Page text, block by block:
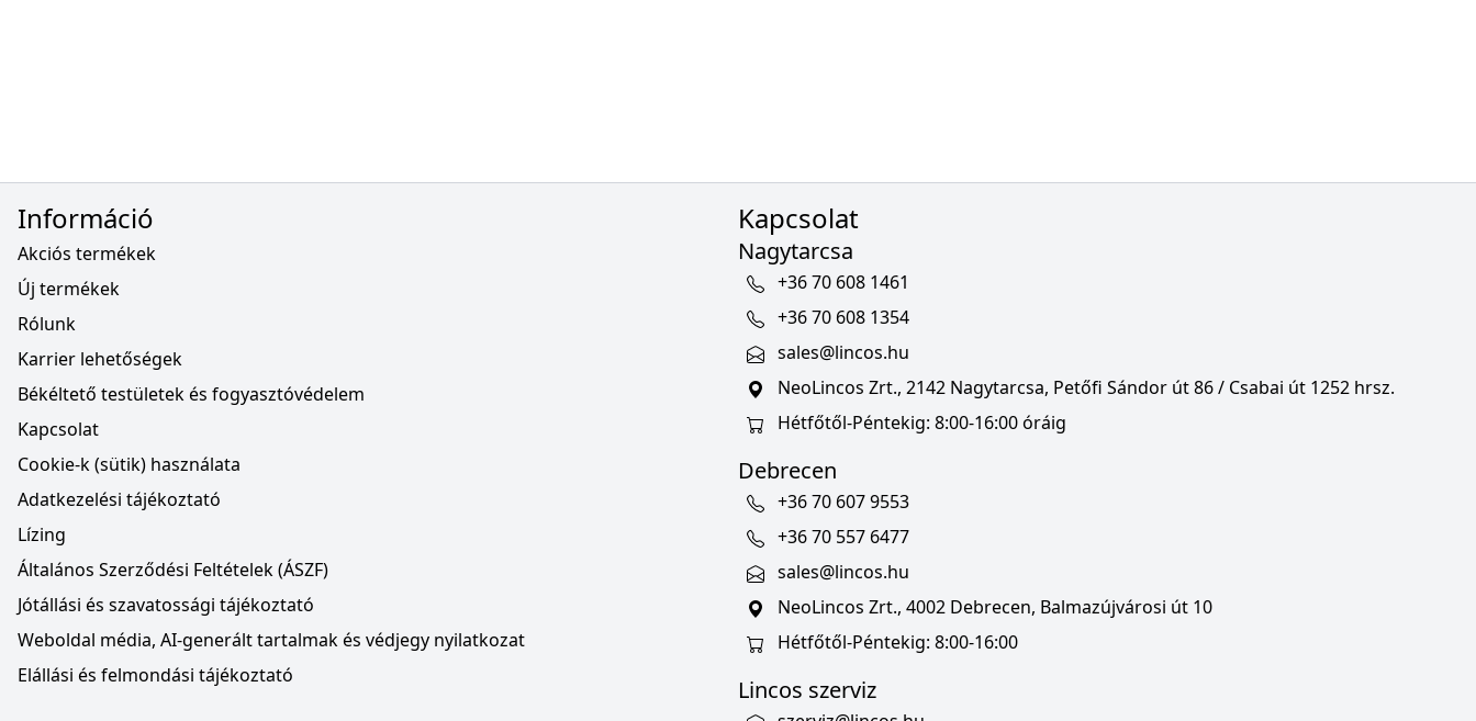
Információ
Akciós termékek
Új termékek
Rólunk
Karrier lehetőségek
Békéltető testületek és fogyasztóvédelem
Kapcsolat
Cookie-k (sütik) használata
Adatkezelési tájékoztató
Lízing
Általános Szerződési Feltételek (ÁSZF)
Jótállási és szavatossági tájékoztató
Weboldal média, AI-generált tartalmak és védjegy nyilatkozat
Elállási és felmondási tájékoztató
Kapcsolat
Nagytarcsa
+36 70 608 1461
+36 70 608 1354
sales@lincos.hu
NeoLincos Zrt., 2142 Nagytarcsa, Petőfi Sándor út 86 / Csabai út 1252 hrsz.
Hétfőtől-Péntekig: 8:00-16:00 óráig
Debrecen
+36 70 607 9553
+36 70 557 6477
sales@lincos.hu
NeoLincos Zrt., 4002 Debrecen, Balmazújvárosi út 10
Hétfőtől-Péntekig: 8:00-16:00
Lincos szerviz